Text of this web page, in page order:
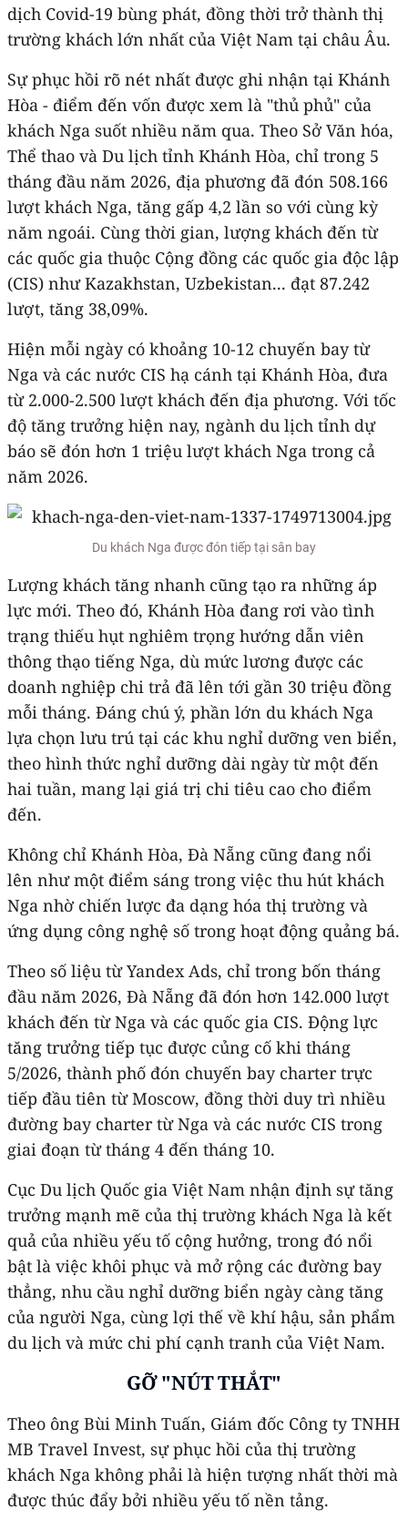
dịch Covid-19 bùng phát, đồng thời trở thành thị
trường khách lớn nhất của Việt Nam tại châu Âu.
Sự phục hồi rõ nét nhất được ghi nhận tại Khánh
Hòa - điểm đến vốn được xem là "thủ phủ" của
khách Nga suốt nhiều năm qua. Theo Sở Văn hóa,
Thể thao và Du lịch tỉnh Khánh Hòa, chỉ trong 5
tháng đầu năm 2026, địa phương đã đón 508.166
lượt khách Nga, tăng gấp 4,2 lần so với cùng kỳ
năm ngoái. Cùng thời gian, lượng khách đến từ
các quốc gia thuộc Cộng đồng các quốc gia độc lập
(CIS) như Kazakhstan, Uzbekistan... đạt 87.242
lượt, tăng 38,09%.
Hiện mỗi ngày có khoảng 10-12 chuyến bay từ
Nga và các nước CIS hạ cánh tại Khánh Hòa, đưa
từ 2.000-2.500 lượt khách đến địa phương. Với tốc
độ tăng trưởng hiện nay, ngành du lịch tỉnh dự
báo sẽ đón hơn 1 triệu lượt khách Nga trong cả
năm 2026.
Du khách Nga được đón tiếp tại sân bay
Lượng khách tăng nhanh cũng tạo ra những áp
lực mới. Theo đó, Khánh Hòa đang rơi vào tình
trạng thiếu hụt nghiêm trọng hướng dẫn viên
thông thạo tiếng Nga, dù mức lương được các
doanh nghiệp chi trả đã lên tới gần 30 triệu đồng
mỗi tháng. Đáng chú ý, phần lớn du khách Nga
lựa chọn lưu trú tại các khu nghỉ dưỡng ven biển,
theo hình thức nghỉ dưỡng dài ngày từ một đến
hai tuần, mang lại giá trị chi tiêu cao cho điểm
đến.
Không chỉ Khánh Hòa, Đà Nẵng cũng đang nổi
lên như một điểm sáng trong việc thu hút khách
Nga nhờ chiến lược đa dạng hóa thị trường và
ứng dụng công nghệ số trong hoạt động quảng bá.
Theo số liệu từ Yandex Ads, chỉ trong bốn tháng
đầu năm 2026, Đà Nẵng đã đón hơn 142.000 lượt
khách đến từ Nga và các quốc gia CIS. Động lực
tăng trưởng tiếp tục được củng cố khi tháng
5/2026, thành phố đón chuyến bay charter trực
tiếp đầu tiên từ Moscow, đồng thời duy trì nhiều
đường bay charter từ Nga và các nước CIS trong
giai đoạn từ tháng 4 đến tháng 10.
Cục Du lịch Quốc gia Việt Nam nhận định sự tăng
trưởng mạnh mẽ của thị trường khách Nga là kết
quả của nhiều yếu tố cộng hưởng, trong đó nổi
bật là việc khôi phục và mở rộng các đường bay
thẳng, nhu cầu nghỉ dưỡng biển ngày càng tăng
của người Nga, cùng lợi thế về khí hậu, sản phẩm
du lịch và mức chi phí cạnh tranh của Việt Nam.
GỠ "NÚT THẮT"
Theo ông Bùi Minh Tuấn, Giám đốc Công ty TNHH
MB Travel Invest, sự phục hồi của thị trường
khách Nga không phải là hiện tượng nhất thời mà
được thúc đẩy bởi nhiều yếu tố nền tảng.